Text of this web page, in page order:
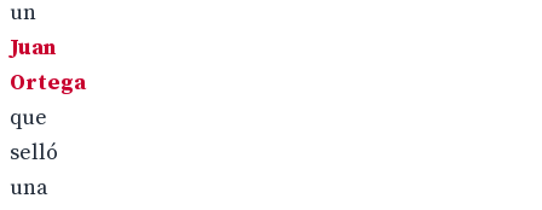
un
Juan
Ortega
que
selló
una